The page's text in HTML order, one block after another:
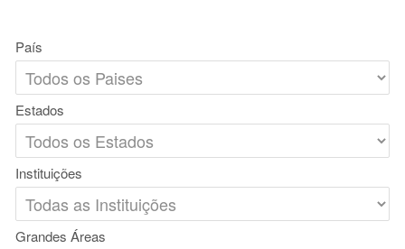
País
Estados
Instituições
Grandes Áreas